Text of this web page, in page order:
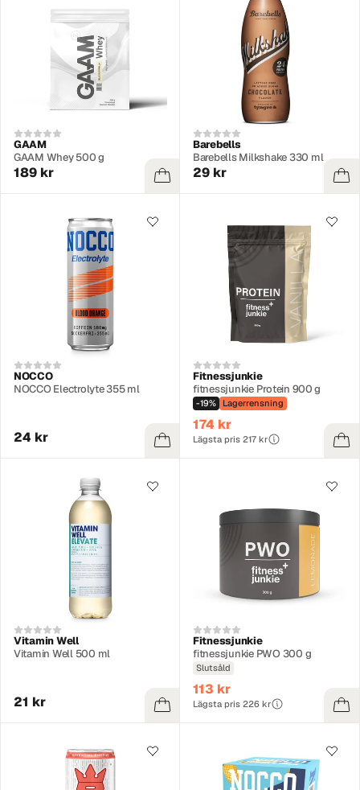
GAAM
GAAM Whey 500 g
189 kr
Barebells
Barebells Milkshake 330 ml
29 kr
NOCCO
NOCCO Electrolyte 355 ml
24 kr
Fitnessjunkie
fitnessjunkie Protein 900 g
-19% Lagerrensning
174 kr
Lägsta pris 217 kr
Vitamin Well
Vitamin Well 500 ml
21 kr
Fitnessjunkie
fitnessjunkie PWO 300 g
Slutsåld
113 kr
Lägsta pris 226 kr